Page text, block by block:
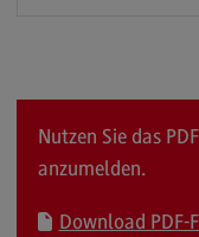
Nutzen Sie das
anzumelden.
Download PDF-